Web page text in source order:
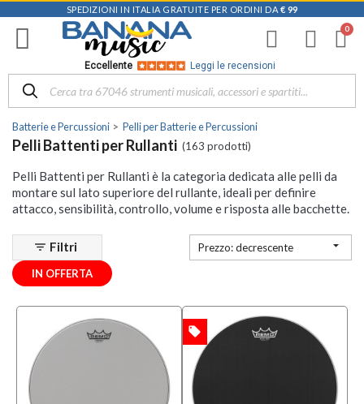
SPEDIZIONI IN ITALIA GRATUITE PER ORDINI DA € 99
Eccellente Leggi le recensioni
Batterie e Percussioni Pelli per Batterie e Percussioni
Pelli Battenti per Rullanti (163 prodotti)
Pelli Battenti per Rullanti è la categoria dedicata alle pelli da
montare sul lato superiore del rullante, ideali per definire
attacco, sensibilità, controllo, volume e risposta alle bacchette.
Filtra
i
risultati
Disponibile
in
Negozio
Music |
Vicenza
(18)
Mezzanota
| Altavilla
Vicentina
(33)
del Grappa
(29)
Mezzanota
| Valdagno
IN OFFERTA
filter_list Filtri Prezzo: decrescente 
OFFERTA local_offer